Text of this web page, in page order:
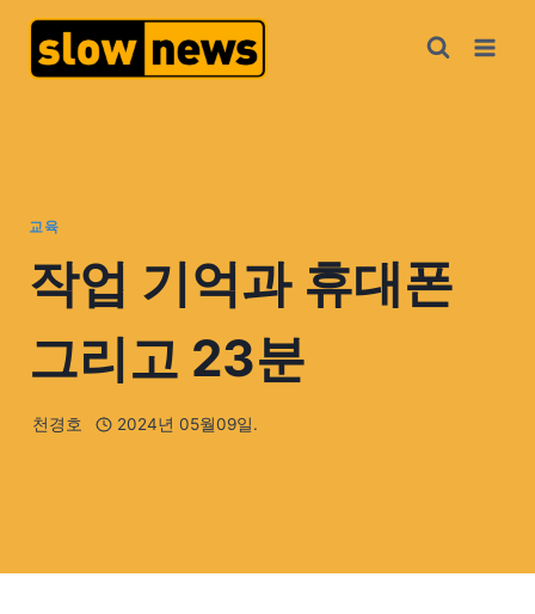
교육
작업 기억과 휴대폰
그리고 23분
천경호 2024년 05월09일.